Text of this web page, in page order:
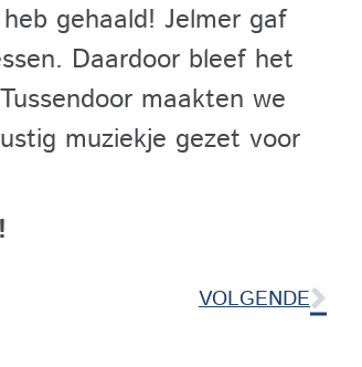
gehaald! Jelmer gaf
Daardoor bleef het
maakten we
muziekje gezet voor
VOLGENDE